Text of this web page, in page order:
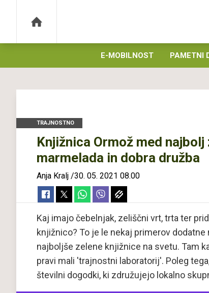
E-MOBILNOST PAMETNI
TRAJNOSTNO
Knjižnica Ormož med
marmelada in dobra družba
Anja Kralj /30. 05. 2021 08.00
Kaj imajo čebelnjak, zeliščni vrt, trta ter
knjižnico? To je le nekaj primerov
najboljše zelene knjižnice na svetu. Tam
pravi mali 'trajnostni laboratorij'. Poleg
številni dogodki, ki združujejo lokalno